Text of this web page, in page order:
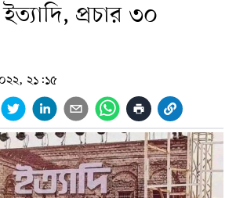
প্রচার ৩০
২১:১৫